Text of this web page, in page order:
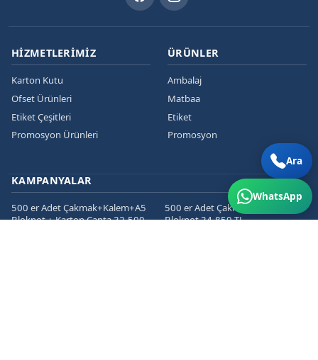
HIZMETLERIMIZ
Karton Kutu
Ofset Ürünleri
Etiket Çeşitleri
Promosyon Ürünleri
ÜRÜNLER
Ambalaj
Matbaa
Etiket
Promosyon
KAMPANYALAR
500 er Adet Çakmak+Kalem+A5
Bloknot + Karton Çanta 32.500
500 er Adet Çakmak+Kalem+A5
Bloknot 24.850 TL
Ara
WhatsApp